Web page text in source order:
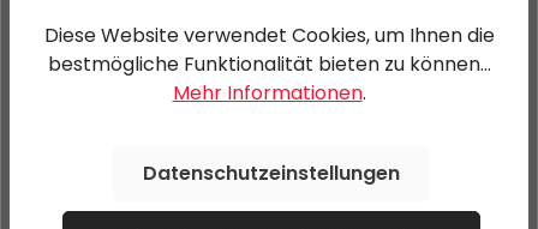
Durchschnittliche Bewertung von 0 von 5 Sternen
Bewerten Sie dieses Produkt!
Bewertung schreiben
Diese Website verwendet Cookies, um Ihnen die
bestmögliche Funktionalität bieten zu können...
Mehr Informationen.
Datenschutzeinstellungen